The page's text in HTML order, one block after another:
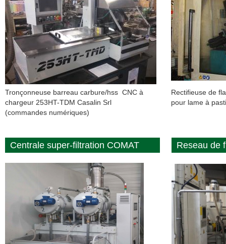
Tronçonneuse barreau carbure/hss CNC à
chargeur 253HT-TDM Casalin Srl
(commandes numériques)
Rectifieuse de
pour lame à
Centrale super-filtration COMAT Reseau de